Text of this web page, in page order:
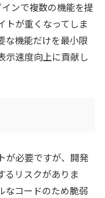
ンで複数の機能を提
トが重くなってしま
な機能だけを最小限
示速度向上に貢献し
が必要ですが、開発
るリスクがありま
なコードのため脆弱